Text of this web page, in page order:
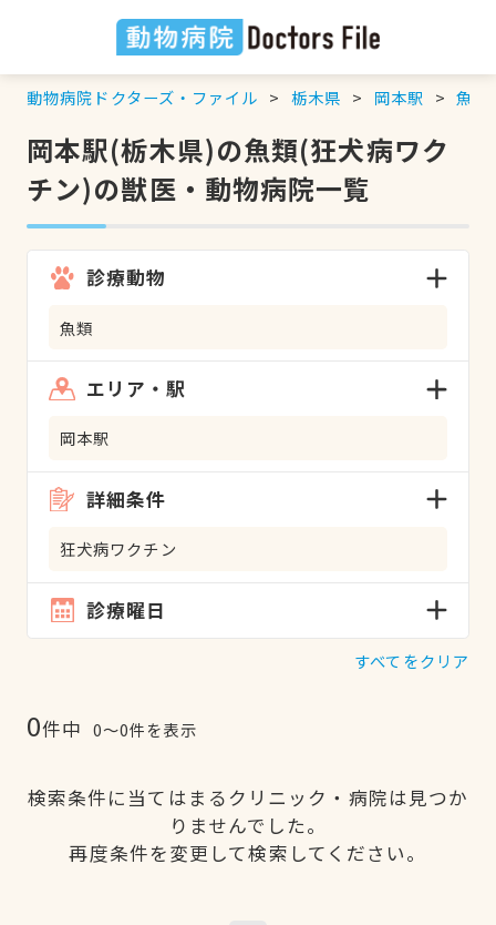
動物病院ドクターズ・ファイル 栃木県 岡本駅 魚類
岡本駅(栃木県)の魚類(狂犬病ワク
チン)の獣医・動物病院一覧
診療動物
魚類
エリア・駅
岡本駅
詳細条件
狂犬病ワクチン
診療曜日
すべてをクリア
0件中 0〜0件を表示
検索条件に当てはまるクリニック・病院は見つか
りませんでした。
再度条件を変更して検索してください。